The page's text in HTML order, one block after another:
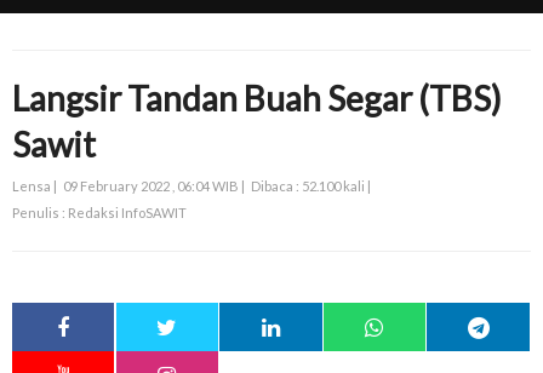
Langsir Tandan Buah Segar (TBS)
Sawit
Lensa | 09 February 2022 , 06:04 WIB | Dibaca : 52.100 kali |
Penulis : Redaksi InfoSAWIT